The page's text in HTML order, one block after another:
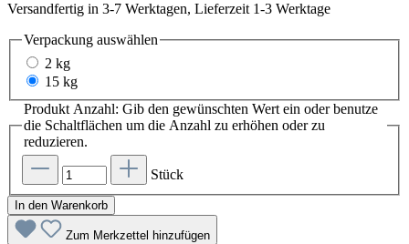
Versandfertig in 3-7 Werktagen, Lieferzeit 1-3 Werktage
Verpackung auswählen
2 kg
15 kg
Produkt Anzahl: Gib den gewünschten Wert ein oder benutze
die Schaltflächen um die Anzahl zu erhöhen oder zu
reduzieren.
Stück
In den Warenkorb
Zum Merkzettel hinzufügen